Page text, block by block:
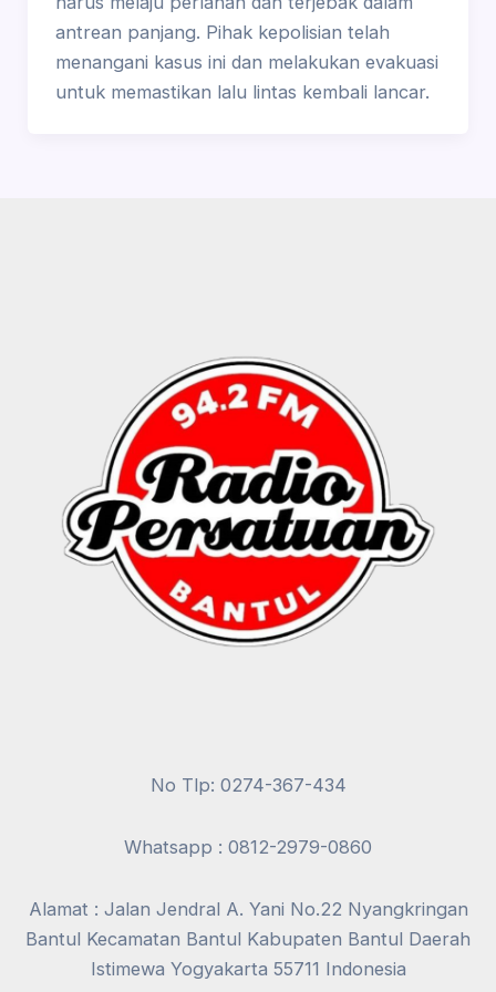
antrean panjang. Pihak kepolisian telah
menangani kasus ini dan melakukan evakuasi
untuk memastikan lalu lintas kembali lancar.
No Tlp: 0274-367-434
Whatsapp : 0812-2979-0860
Alamat : Jalan Jendral A. Yani No.22 Nyangkringan
Bantul Kecamatan Bantul Kabupaten Bantul Daerah
Istimewa Yogyakarta 55711 Indonesia